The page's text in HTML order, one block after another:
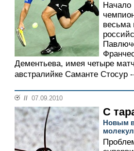
Начало
весьма
Дементьева, имея четыре
австралийке Саманте Стосур
// 07.09.2010
С
Новым